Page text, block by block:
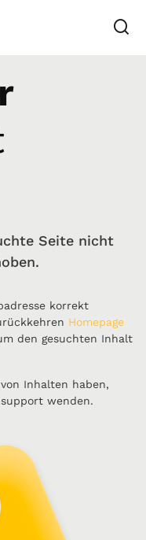
Seite nicht
korrekt
Homepage
den gesuchten Inhalt
Inhalten haben,
wenden.